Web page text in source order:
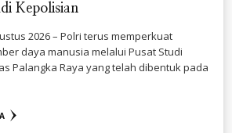
Kepolisian
2026 – Polri terus memperkuat
daya manusia melalui Pusat Studi
Palangka Raya yang telah dibentuk pada